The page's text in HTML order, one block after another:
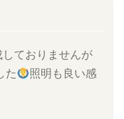
ておりませんが
た
照明も良い感